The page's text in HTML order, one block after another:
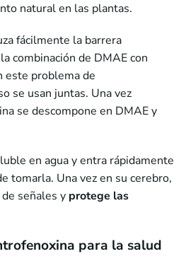
natural en las plantas.
fácilmente la barrera
combinación de DMAE con
este problema de
se usan juntas. Una vez
se descompone en DMAE y
en agua y entra rápidamente
tomarla. Una vez en su cerebro,
señales y protege las
para la salud